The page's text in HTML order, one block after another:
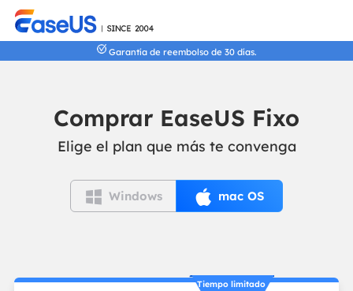
Garantía de reembolso de 30 días.
Comprar EaseUS Fixo
Elige el plan que más te convenga
 Windows  mac OS
Tiempo limitado